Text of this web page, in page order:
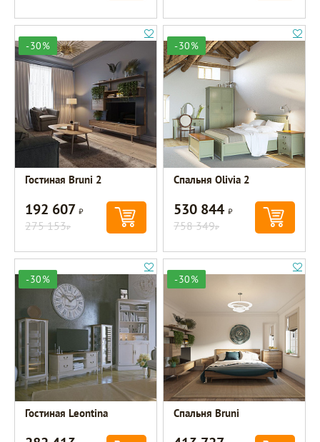
-30%
Гостиная Bruni 2
192 607Р
275 153Р
-30%
Спальня Olivia 2
530 844Р
758 349Р
-30%
Гостиная Leontina
-30%
Спальня Bruni